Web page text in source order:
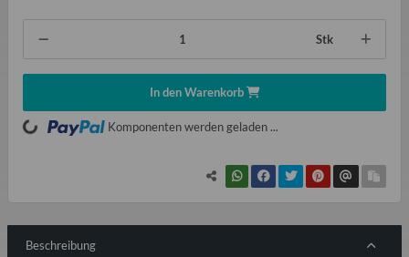
Stk
In den Warenkorb
Loading... Komponenten werden geladen ...
Beschreibung